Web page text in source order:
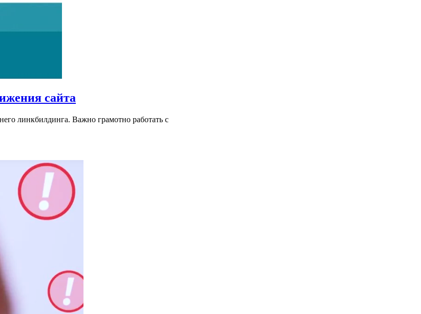
сайта
линкбилдинга. Важно грамотно работать с